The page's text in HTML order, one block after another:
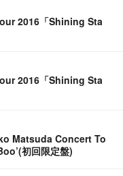
2016「Shining Sta
2016「Shining Sta
Matsuda Concert To
初回限定盤)